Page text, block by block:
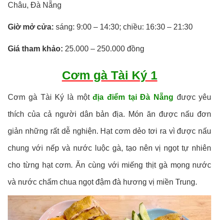
Châu, Đà Nẵng
Giờ mở cửa: sáng: 9:00 – 14:30; chiều: 16:30 – 21:30
Giá tham khảo: 25.000 – 250.000 đồng
Cơm gà Tài Ký 1
Cơm gà Tài Ký là mộtđịa điểm tại Đà Nẵng được yêu
thích của cả người dân bản địa. Món ăn được nấu đơn
giản những rất dễ nghiện. Hạt cơm dẻo tơi ra vì được nấu
chung với nếp và nước luộc gà, tạo nên vị ngọt tự nhiên
cho từng hạt cơm. Ăn cùng với miếng thịt gà mọng nước
và nước chấm chua ngọt đậm đà hương vị miền Trung.